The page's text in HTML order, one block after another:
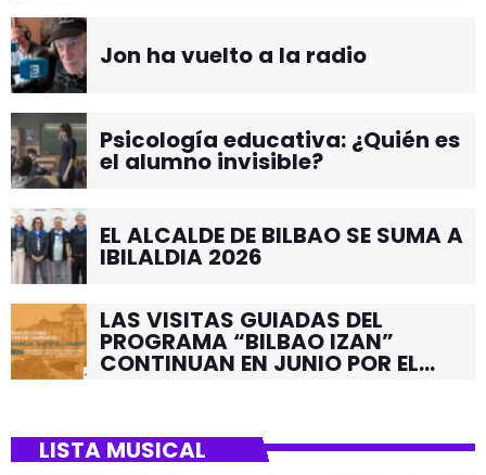
Jon ha vuelto a la radio
Psicología educativa: ¿Quién es
el alumno invisible?
EL ALCALDE DE BILBAO SE SUMA A
IBILALDIA 2026
LAS VISITAS GUIADAS DEL
PROGRAMA “BILBAO IZAN”
CONTINUAN EN JUNIO POR EL
LISTA MUSICAL